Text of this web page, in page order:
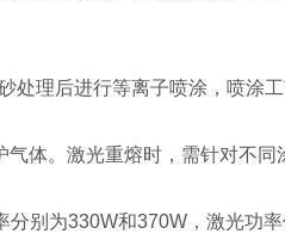
处理后进行等离子喷涂，喷涂工
体。激光重熔时，需针对不
别为330W和370W，激光功